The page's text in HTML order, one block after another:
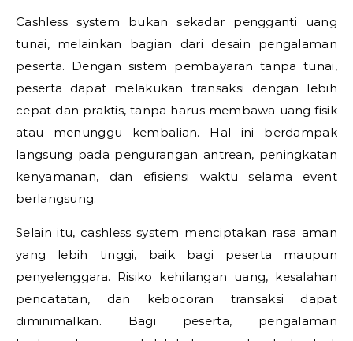
Cashless system bukan sekadar pengganti uang
tunai, melainkan bagian dari desain pengalaman
peserta. Dengan sistem pembayaran tanpa tunai,
peserta dapat melakukan transaksi dengan lebih
cepat dan praktis, tanpa harus membawa uang fisik
atau menunggu kembalian. Hal ini berdampak
langsung pada pengurangan antrean, peningkatan
kenyamanan, dan efisiensi waktu selama event
berlangsung.
Selain itu, cashless system menciptakan rasa aman
yang lebih tinggi, baik bagi peserta maupun
penyelenggara. Risiko kehilangan uang, kesalahan
pencatatan, dan kebocoran transaksi dapat
diminimalkan. Bagi peserta, pengalaman